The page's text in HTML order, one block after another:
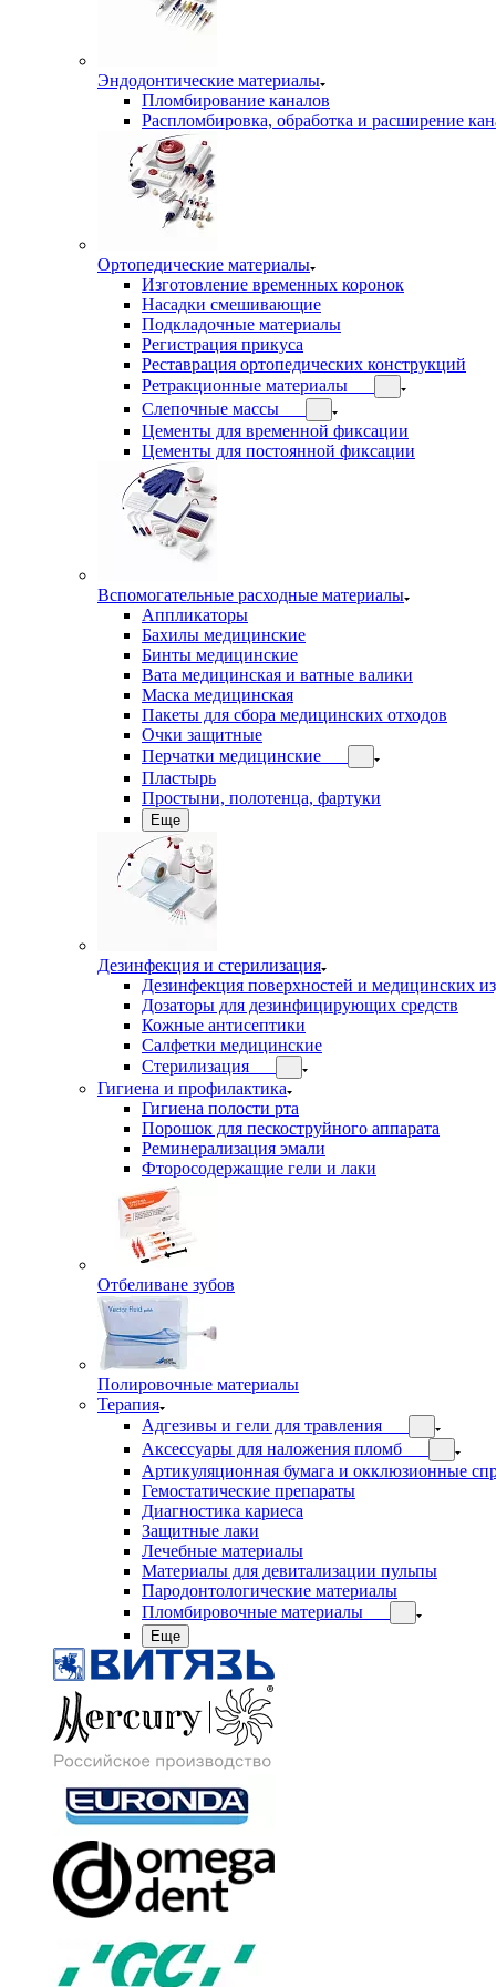
Эндодонтические материалы
Пломбирование каналов
Распломбировка, обработка и расширение
Ортопедические материалы
Изготовление временных коронок
Насадки смешивающие
Подкладочные материалы
Регистрация прикуса
Реставрация ортопедических конструкций
Ретракционные материалы
Слепочные массы
Цементы для временной фиксации
Цементы для постоянной фиксации
Вспомогательные расходные материалы
Аппликаторы
Бахилы медицинские
Бинты медицинские
Вата медицинская и ватные валики
Маска медицинская
Пакеты для сбора медицинских отходов
Очки защитные
Перчатки медицинские
Пластырь
Простыни, полотенца, фартуки
Еще
Дезинфекция и стерилизация
Дезинфекция поверхностей и медицинских
Дозаторы для дезинфицирующих средств
Кожные антисептики
Салфетки медицинские
Стерилизация
Гигиена и профилактика
Гигиена полости рта
Порошок для пескоструйного аппарата
Реминерализация эмали
Фторосодержащие гели и лаки
Отбеливане зубов
Полировочные материалы
Терапия
Адгезивы и гели для травления
Аксессуары для наложения пломб
Артикуляционная бумага и окклюзионные
Гемостатические препараты
Диагностика кариеса
Защитные лаки
Лечебные материалы
Материалы для девитализации пульпы
Пародонтологические материалы
Пломбировочные материалы
Еще